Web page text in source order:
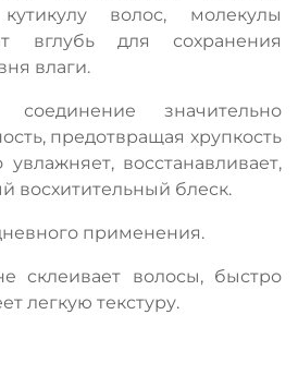
кутикулу волос, молекулы
вглубь для сохранения
влаги.
значительно
предотвращая хрупкость
восстанавливает,
восхитительный блеск.
применения.
склеивает волосы, быстро
легкую текстуру.